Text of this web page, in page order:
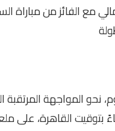
مع الفائز من مباراة
نحو المواجهة
القاهرة، على